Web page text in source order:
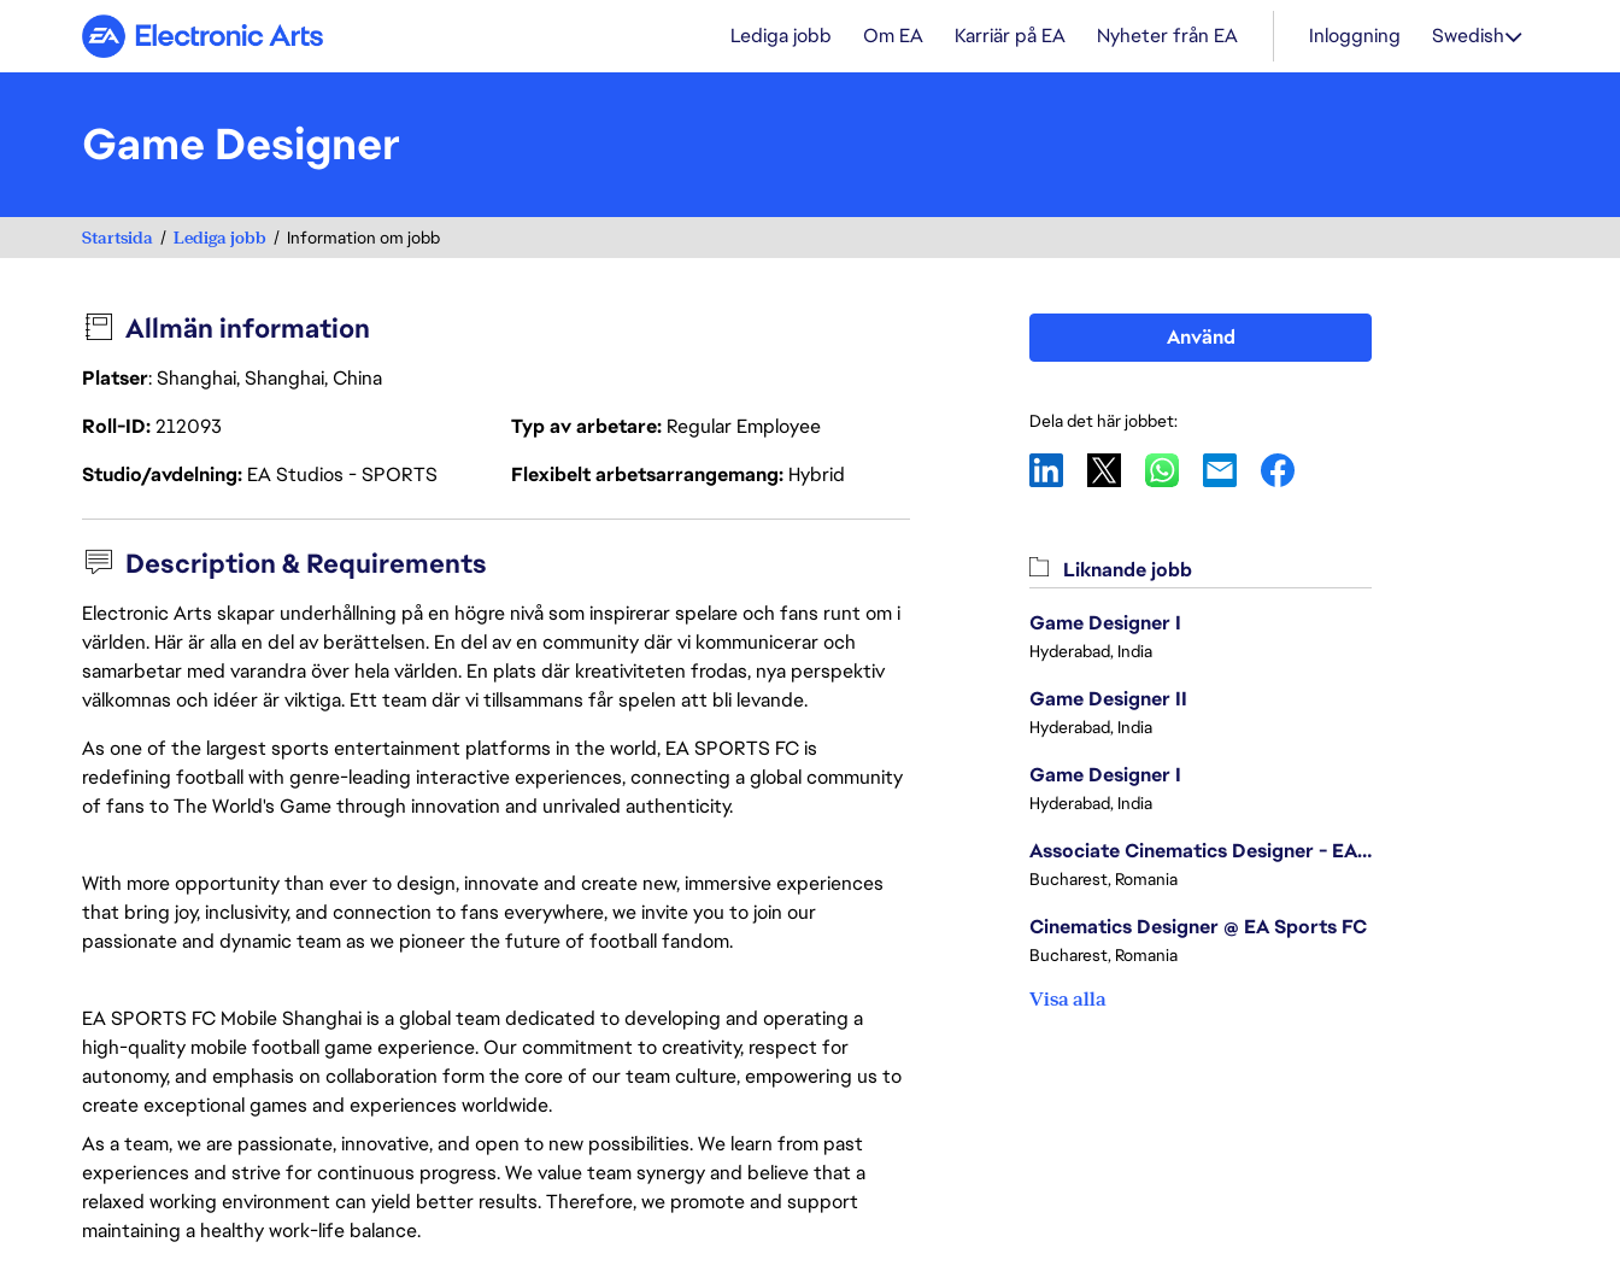
Electronic Arts Lediga jobb Om EA Karriär på EA Nyheter från EA Inloggning Swedish
Game Designer
Startsida Lediga jobb Information om jobb
Allmän information
Platser: Shanghai, Shanghai, China
Roll-ID212093 Typ av arbetare Regular Employee
Studio/avdelning EA Studios - SPORTS Flexibelt arbetsarrangemang Hybrid
Description & Requirements
Electronic Arts skapar underhållning på en högre nivå som inspirerar spelare och fans runt om i
världen. Här är alla en del av berättelsen. En del av en community där vi kommunicerar och
samarbetar med varandra över hela världen. En plats där kreativiteten frodas, nya perspektiv
välkomnas och idéer är viktiga. Ett team där vi tillsammans får spelen att bli levande.
As one of the largest sports entertainment platforms in the world, EA SPORTS FC is
redefining football with genre-leading interactive experiences, connecting a global community
of fans to The World's Game through innovation and unrivaled authenticity.
With more opportunity than ever to design, innovate and create new, immersive experiences
that bring joy, inclusivity, and connection to fans everywhere, we invite you to join our
passionate and dynamic team as we pioneer the future of football fandom.
EA SPORTS FC Mobile Shanghai is a global team dedicated to developing and operating a
high-quality mobile football game experience. Our commitment to creativity, respect for
autonomy, and emphasis on collaboration form the core of our team culture, empowering us to
create exceptional games and experiences worldwide.
As a team, we are passionate, innovative, and open to new possibilities. We learn from past
experiences and strive for continuous progress. We value team synergy and believe that a
relaxed working environment can yield better results. Therefore, we promote and support
maintaining a healthy work-life balance.
Använd
Dela det här jobbet:
Liknande jobb
Game Designer I
Hyderabad, India
Game Designer II
Hyderabad, India
Game Designer I
Hyderabad, India
Associate Cinematics Designer - EA Sports FC
Bucharest, Romania
Cinematics Designer @ EA Sports FC
Bucharest, Romania
Visa alla